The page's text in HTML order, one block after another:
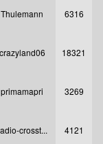
Thulemann 6316
crazyland06 18321
primamapri 3269
crosst... 4121